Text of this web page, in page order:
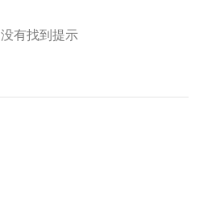
没有找到提示